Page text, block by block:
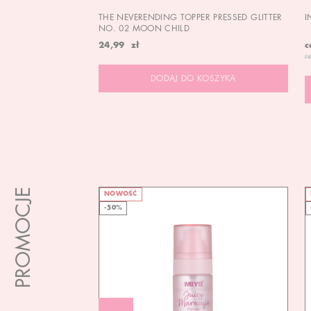
THE NEVERENDING TOPPER PRESSED GLITTER
NO. 02 MOON CHILD
24,99 zł
DODAJ DO KOSZYKA
PROMOCJE NOWOŚĆ
-50%